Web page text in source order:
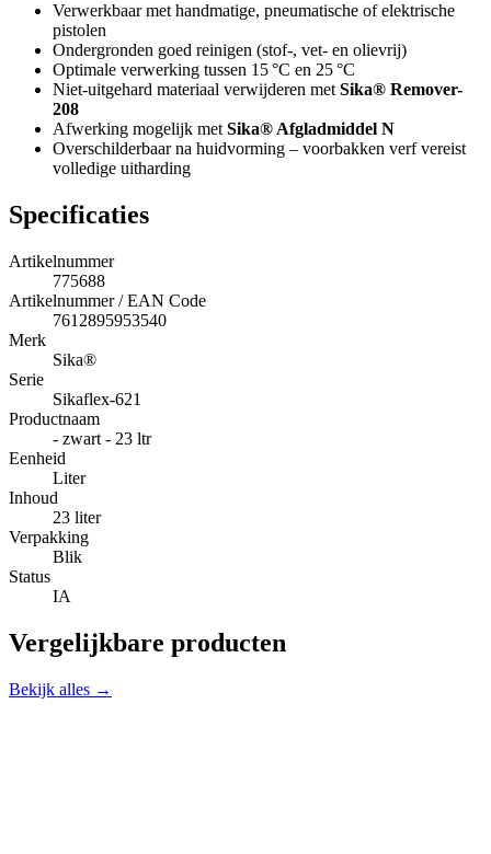
Verwerkbaar met handmatige, pneumatische of elektrische
pistolen
Ondergronden goed reinigen (stof-, vet- en olievrij)
Optimale verwerking tussen 15 °C en 25 °C
Niet-uitgehard materiaal verwijderen metSika® Remover-
208
Afwerking mogelijk metSika® Afgladmiddel N
Overschilderbaar na huidvorming – voorbakken verf vereist
volledige uitharding
Specificaties
Artikelnummer
775688
Artikelnummer / EAN Code
7612895953540
Merk
Sika®
Serie
Sikaflex-621
Productnaam
- zwart - 23 ltr
Eenheid
Liter
Inhoud
23 liter
Verpakking
Blik
Status
IA
Vergelijkbare producten
Bekijk alles →